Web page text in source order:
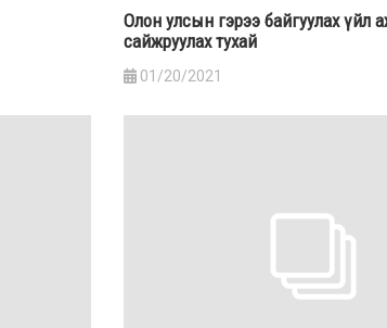
Олон улсын гэрээ байгуулах үйл
сайжруулах тухай
01/20/2021